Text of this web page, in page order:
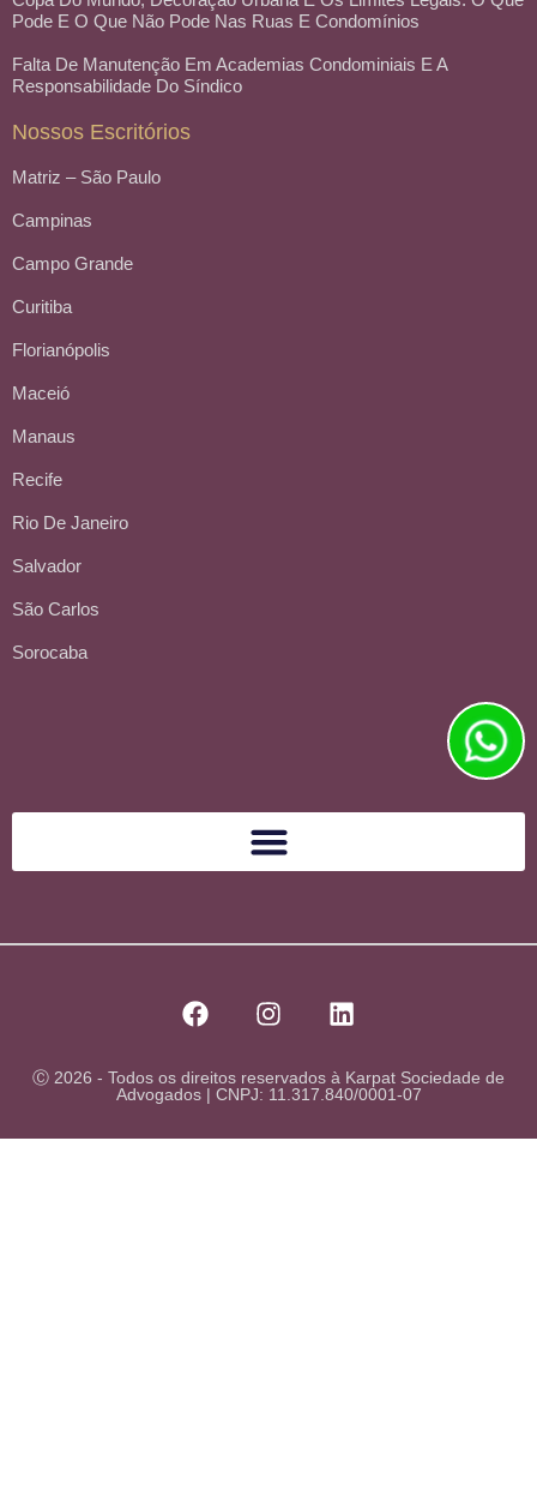
Pode E O Que Não Pode Nas Ruas E Condomínios
Falta De Manutenção Em Academias Condominiais E A
Responsabilidade Do Síndico
Nossos Escritórios
Matriz – São Paulo
Campinas
Campo Grande
Curitiba
Florianópolis
Maceió
Manaus
Recife
Rio De Janeiro
Salvador
São Carlos
Sorocaba
Ⓒ 2026 - Todos os direitos reservados à Karpat Sociedade de
Advogados | CNPJ: 11.317.840/0001-07